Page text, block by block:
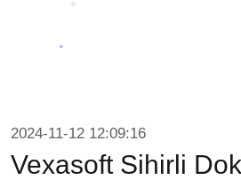
2024-11-12 12:09:16
Vexasoft Sihirli